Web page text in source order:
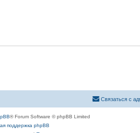
Связаться с
® Forum Software © phpBB Limited
поддержка phpBB